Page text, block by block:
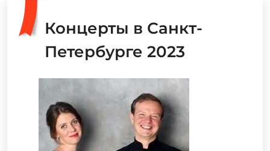
Концерты в Санкт-
Петербурге 2023